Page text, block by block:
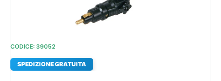
CODICE: 39052
SPEDIZIONE GRATUITA